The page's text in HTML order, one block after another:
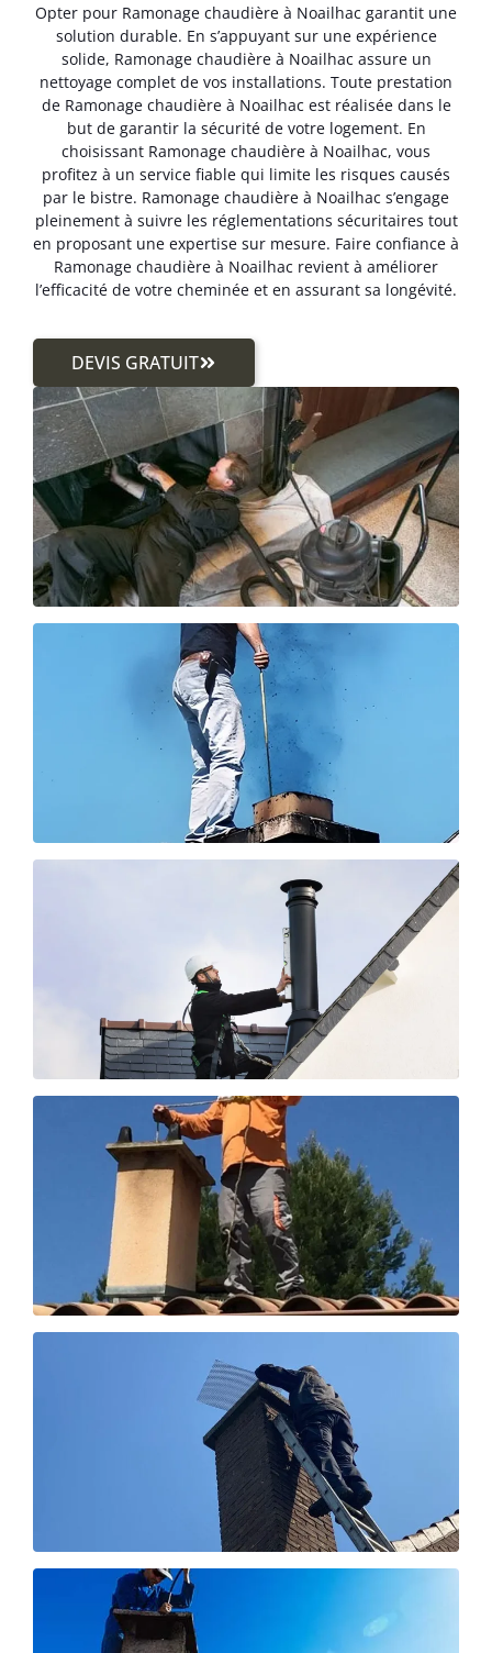
Opter pour Ramonage chaudière à Noailhac garantit une
solution durable. En s’appuyant sur une expérience
solide, Ramonage chaudière à Noailhac assure un
nettoyage complet de vos installations. Toute prestation
de Ramonage chaudière à Noailhac est réalisée dans le
but de garantir la sécurité de votre logement. En
choisissant Ramonage chaudière à Noailhac, vous
profitez à un service fiable qui limite les risques causés
par le bistre. Ramonage chaudière à Noailhac s’engage
pleinement à suivre les réglementations sécuritaires tout
en proposant une expertise sur mesure. Faire confiance à
Ramonage chaudière à Noailhac revient à améliorer
l’efficacité de votre cheminée et en assurant sa longévité.
DEVIS GRATUIT